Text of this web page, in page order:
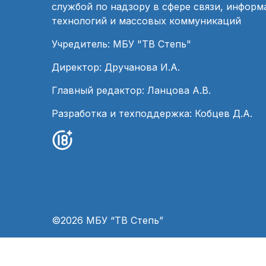
службой по надзору в сфере связи,
технологий и массовых коммуникаций
Учредитель: МБУ "ТВ Степь"
Директор: Дручанова И.А.
Главный редактор: Ланцова А.В.
Разработка и техподдержка: Кобцев Д.А.
©2026 МБУ “ТВ Степь”